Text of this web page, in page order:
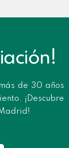
de 30 años
¡Descubre